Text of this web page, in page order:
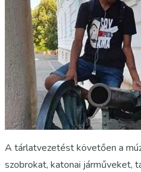
A tárlatvezetést követően a
szobrokat, katonai járműveket,